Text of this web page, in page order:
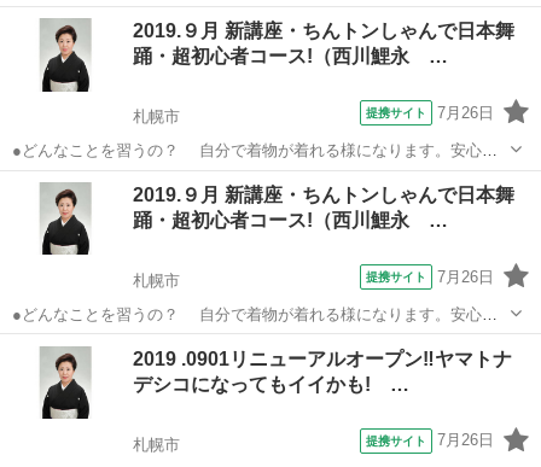
ない ダンスだけどフィットネス🔥 ただ楽しく動いて汗をかこう❢ ゆ
るい雰囲気のLessonだけど体幹強化・姿勢改善、代謝や柔軟性アップ
に効果的なプログラムです...
北海道 札幌市 星置駅 その他 SALSATION
2019.９月 新講座・ちんトンしゃんで日本舞
踊・超初心者コース!（西川鯉永 …
札幌市 提携サイト 7月26日
●どんなことを習うの？ 自分で着物が着れる様になります。安心で
す。 ３分の邦楽曲にあわせて 講師とマンツーマンでお稽古しま
す。 歩き方、立ち方、お扇子の使い方を学びながら、 日本舞踊を
踊ります。 もちろん礼儀作法...
北海道 札幌市 その他
2019.９月 新講座・ちんトンしゃんで日本舞
踊・超初心者コース!（西川鯉永 …
札幌市 提携サイト 7月26日
●どんなことを習うの？ 自分で着物が着れる様になります。安心で
す。 ３分の邦楽曲にあわせて 講師とマンツーマンでお稽古しま
す。 歩き方、立ち方、お扇子の使い方を学びながら、 日本舞踊を
踊ります。 もちろん礼儀作法...
北海道 札幌市
2019 .0901リニューアルオープン‼ヤマトナ
デシコになってもイイかも! …
札幌市 提携サイト 7月26日